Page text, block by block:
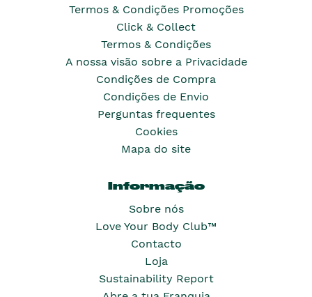
Termos & Condições Promoções
Click & Collect
Termos & Condições
A nossa visão sobre a Privacidade
Condições de Compra
Condições de Envio
Perguntas frequentes
Cookies
Mapa do site
Informação
Sobre nós
Love Your Body Club™
Contacto
Loja
Sustainability Report